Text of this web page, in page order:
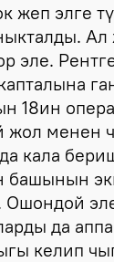
жеп элге
эле.
18ин
жол менен
кала
Ошондой
да
келип